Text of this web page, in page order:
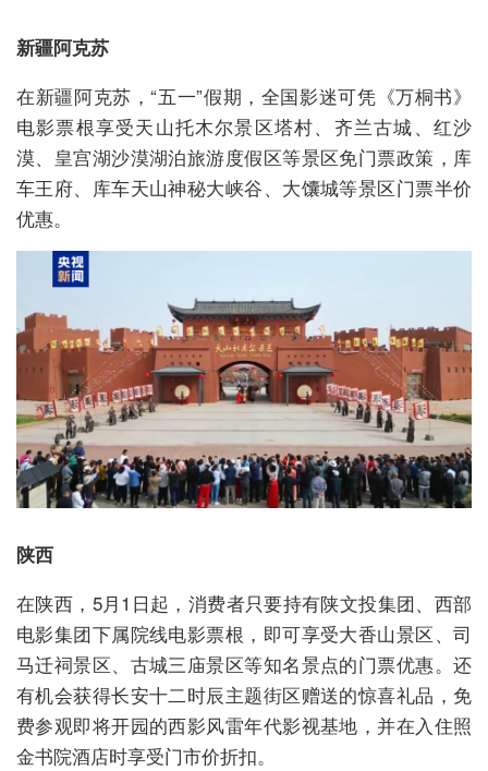
新疆阿克苏
在新疆阿克苏，“五一”假期，全国影迷可凭《万桐书》
电影票根享受天山托木尔景区塔村、齐兰古城、红沙
漠、皇宫湖沙漠湖泊旅游度假区等景区免门票政策，库
车王府、库车天山神秘大峡谷、大馕城等景区门票半价
优惠。
陕西
在陕西，5月1日起，消费者只要持有陕文投集团、西部
电影集团下属院线电影票根，即可享受大香山景区、司
马迁祠景区、古城三庙景区等知名景点的门票优惠。还
有机会获得长安十二时辰主题街区赠送的惊喜礼品，免
费参观即将开园的西影风雷年代影视基地，并在入住照
金书院酒店时享受门市价折扣。